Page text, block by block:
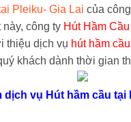
Pleiku- Gia Lai của
công ty Hút Hầm
thiệu dịch vụ hút hầm
khách dành thời gian
dịch vụ Hút hầm cầu tại